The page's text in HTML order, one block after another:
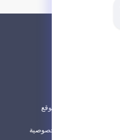
خريطة الموقع
سياسة الخصوصية